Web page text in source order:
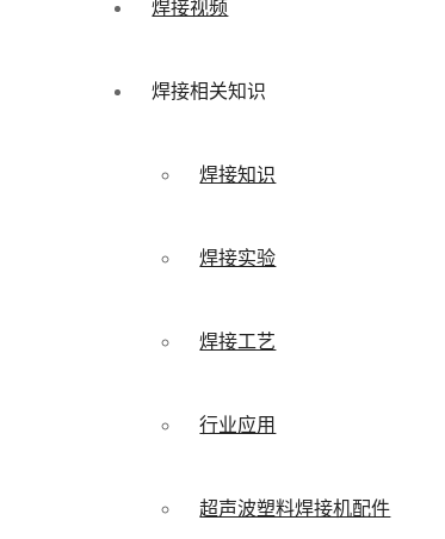
焊接视频
焊接相关知识
焊接知识
焊接实验
焊接工艺
行业应用
超声波塑料焊接机配件